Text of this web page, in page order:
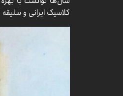
کلاسیک ایرانی و